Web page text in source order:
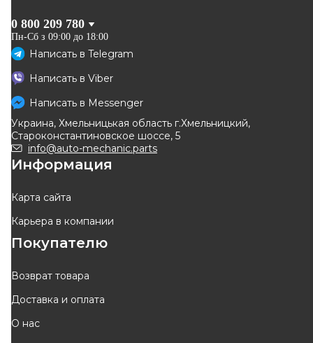
FERODO
Комплект тормозных колодок
из 4 шт. барабанные
Код: FSB519
1 043 грн
939 грн
КУПИТЬ
Отправка
JURID
0 800 209 780
Пн-Сб з 09:00 до 18:00
Написать в Telegram
Написать в Viber
Написать в Messenger
Украина, Хмельницькая область г.Хмельницкий,
Староконстантиновское шоссе, 5
info@auto-mechanic.parts
Информация
Карта сайта
Карьера в компании
Покупателю
Возврат товара
Доставка и оплата
О нас